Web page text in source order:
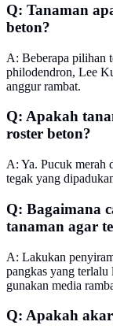
Q: Tanaman
beton?
A: Beberapa pilihan
philodendron, Lee
anggur rambat.
Q: Apakah
roster beton?
A: Ya. Pucuk merah
tegak yang
Q: Bagaimana
tanaman agar
A: Lakukan
pangkas yang terlalu
gunakan media
Q: Apakah